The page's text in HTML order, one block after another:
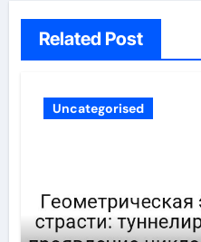
Related Post
Uncategorised